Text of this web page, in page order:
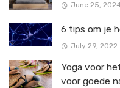
June 25,
6 tips om je
July 29, 2022
Yoga voor
voor goede